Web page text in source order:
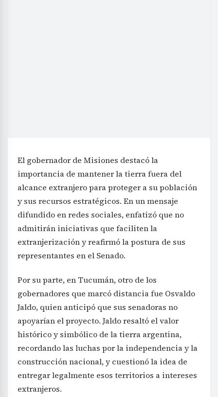
El gobernador de Misiones destacó la
importancia de mantener la tierra fuera del
alcance extranjero para proteger a su población
y sus recursos estratégicos. En un mensaje
difundido en redes sociales, enfatizó que no
admitirán iniciativas que faciliten la
extranjerización y reafirmó la postura de sus
representantes en el Senado.
Por su parte, en Tucumán, otro de los
gobernadores que marcó distancia fue Osvaldo
Jaldo, quien anticipó que sus senadoras no
apoyarían el proyecto. Jaldo resaltó el valor
histórico y simbólico de la tierra argentina,
recordando las luchas por la independencia y la
construcción nacional, y cuestionó la idea de
entregar legalmente esos territorios a intereses
extranjeros.